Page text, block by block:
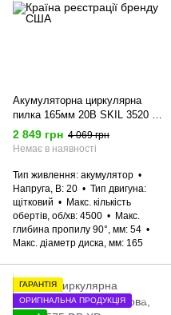
Акумуляторна циркулярна
пилка 165мм 20В SKIL 3520 CA
11071600101 (SW1E3520CA)
2 849 грн 4 069 грн
Немає в наявності
Тип живлення акумулятор
Напруга, В 20
Тип двигуна
щітковий
Макс. кількість
обертів, об/хв 4500
Макс.
глибина пропилу 90°, мм 54
Макс. діаметр диска, мм 165
ГАРАНТІЯ
ОРИГІНАЛЬНА ПРОДУКЦІЯ